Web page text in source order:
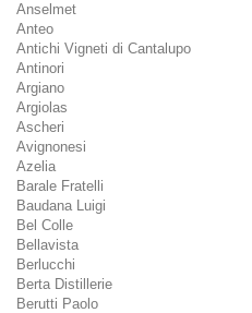
Anselmet
Anteo
Antichi Vigneti di Cantalupo
Antinori
Argiano
Argiolas
Ascheri
Avignonesi
Azelia
Barale Fratelli
Baudana Luigi
Bel Colle
Bellavista
Berlucchi
Berta Distillerie
Berutti Paolo